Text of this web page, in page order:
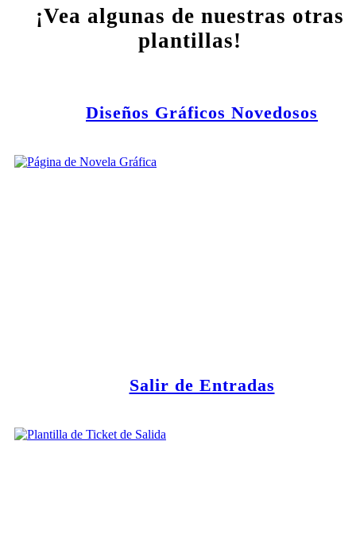
¡Vea algunas de nuestras otras
plantillas!
Diseños Gráficos Novedosos
Salir de Entradas